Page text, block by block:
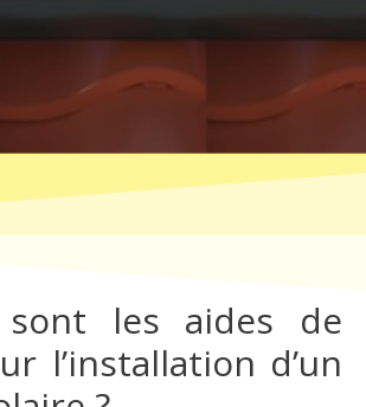
sont les aides de
l’installation d’un